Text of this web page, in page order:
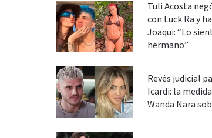
Tuli Acosta
con Luck Ra y
Joaqui: “Lo
hermano”
Revés judicial
Icardi: la
Wanda Nara